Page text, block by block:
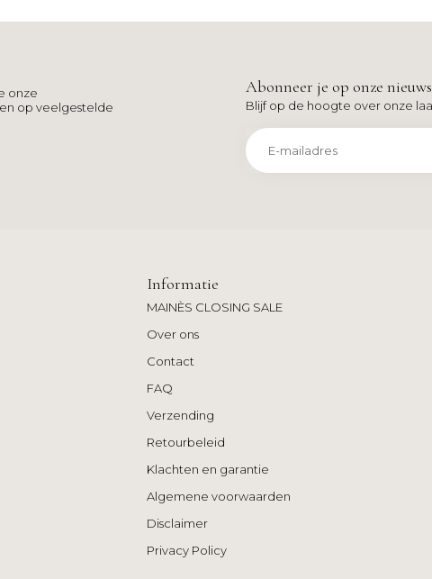
onze
op veelgestelde
Abonneer je op onze
Blijf op de hoogte over onze
Informatie
MAINÈS CLOSING SALE
Over ons
Contact
FAQ
Verzending
Retourbeleid
Klachten en garantie
Algemene voorwaarden
Disclaimer
Privacy Policy